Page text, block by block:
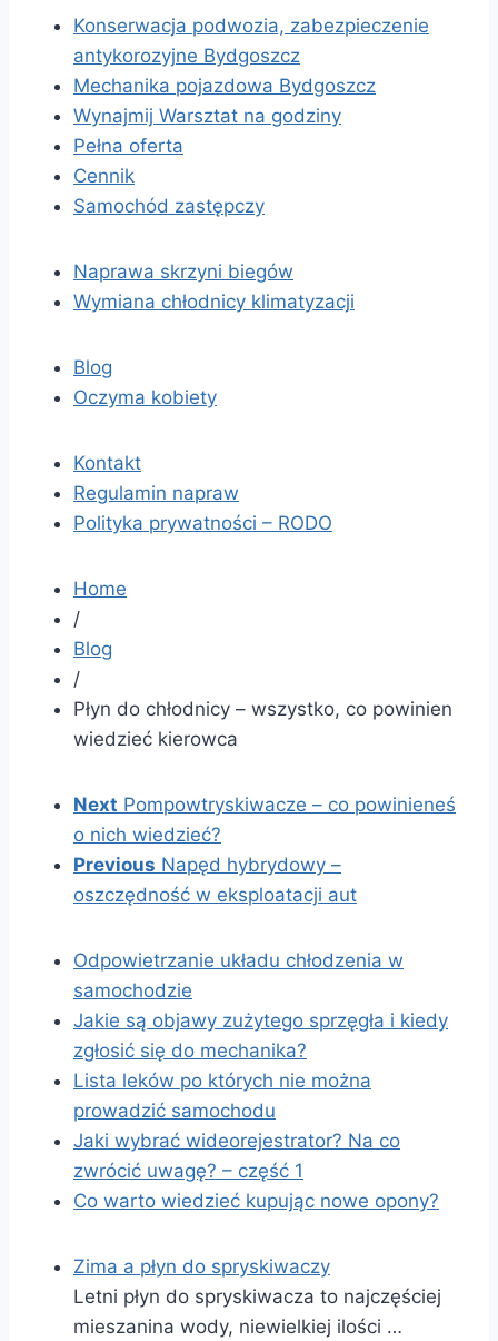
Konserwacja podwozia, zabezpieczenie
antykorozyjne Bydgoszcz
Mechanika pojazdowa Bydgoszcz
Wynajmij Warsztat na godziny
Pełna oferta
Cennik
Samochód zastępczy
Naprawa skrzyni biegów
Wymiana chłodnicy klimatyzacji
Blog
Oczyma kobiety
Kontakt
Regulamin napraw
Polityka prywatności – RODO
Home
/
Blog
/
Płyn do chłodnicy – wszystko, co powinien
wiedzieć kierowca
Next Pompowtryskiwacze – co powinieneś
o nich wiedzieć?
Previous Napęd hybrydowy –
oszczędność w eksploatacji aut
Odpowietrzanie układu chłodzenia w
samochodzie
Jakie są objawy zużytego sprzęgła i kiedy
zgłosić się do mechanika?
Lista leków po których nie można
prowadzić samochodu
Jaki wybrać wideorejestrator? Na co
zwrócić uwagę? – część 1
Co warto wiedzieć kupując nowe opony?
Zima a płyn do spryskiwaczy
Letni płyn do spryskiwacza to najczęściej
mieszanina wody, niewielkiej ilości …